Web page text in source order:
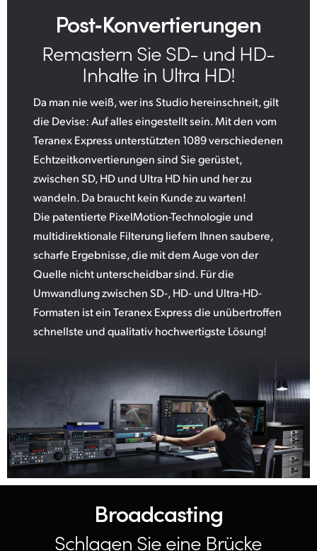
Post‑Konvertierungen
Remastern Sie SD- und HD-
Inhalte in Ultra HD!
Da man nie weiß, wer ins Studio hereinschneit, gilt
die Devise: Auf alles eingestellt sein. Mit den vom
Teranex Express unterstützten 1089 verschiedenen
Echtzeitkonvertierungen sind Sie gerüstet,
zwischen SD, HD und Ultra HD hin und her zu
wandeln. Da braucht kein Kunde zu warten!
Die patentierte PixelMotion-Technologie und
multidirektionale Filterung liefern Ihnen saubere,
scharfe Ergebnisse, die mit dem Auge von der
Quelle nicht unterscheidbar sind. Für die
Umwandlung zwischen SD-, HD- und Ultra-HD-
Formaten ist ein Teranex Express die unübertroffen
schnellste und qualitativ hochwertigste Lösung!
Broadcasting
Schlagen Sie eine Brücke